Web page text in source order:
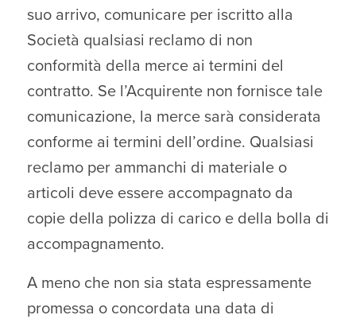
suo arrivo, comunicare per iscritto alla
Società qualsiasi reclamo di non
conformità della merce ai termini del
contratto. Se l’Acquirente non fornisce tale
comunicazione, la merce sarà considerata
conforme ai termini dell’ordine. Qualsiasi
reclamo per ammanchi di materiale o
articoli deve essere accompagnato da
copie della polizza di carico e della bolla di
accompagnamento.
A meno che non sia stata espressamente
promessa o concordata una data di